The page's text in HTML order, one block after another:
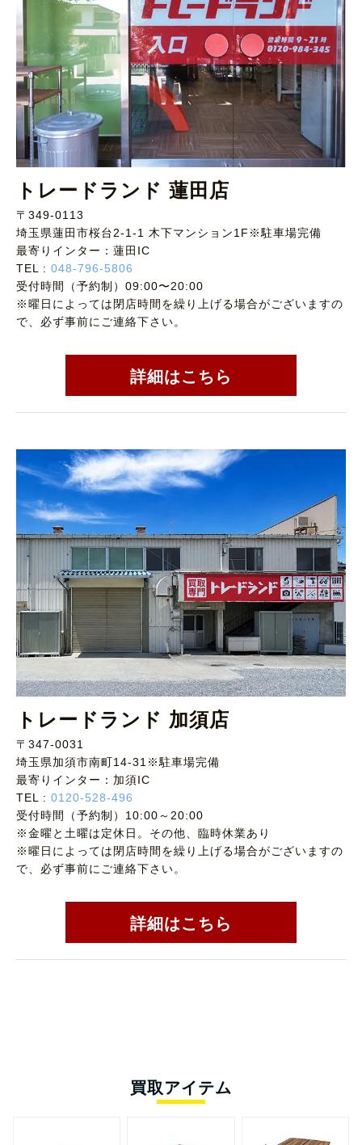
トレードランド 蓮田店
〒349-0113
埼玉県蓮田市桜台2-1-1 木下マンション1F※駐車場完備
最寄りインター：蓮田IC
TEL : 048-796-5806
受付時間（予約制）09:00〜20:00
※曜日によっては閉店時間を繰り上げる場合がございますの
で、必ず事前にご連絡下さい。
詳細はこちら
トレードランド 加須店
〒347-0031
埼玉県加須市南町14-31※駐車場完備
最寄りインター：加須IC
TEL : 0120-528-496
受付時間（予約制）10:00～20:00
※金曜と土曜は定休日。その他、臨時休業あり
※曜日によっては閉店時間を繰り上げる場合がございますの
で、必ず事前にご連絡下さい。
詳細はこちら
買取アイテム